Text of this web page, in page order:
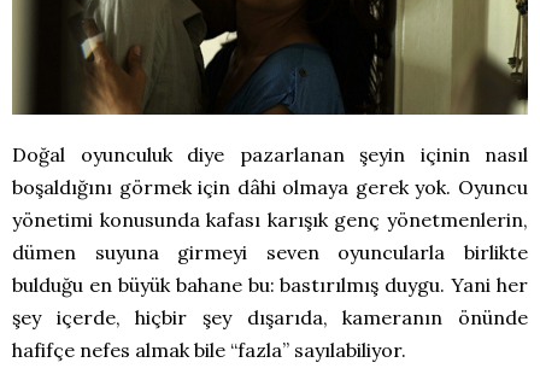
Doğal oyunculuk diye pazarlanan şeyin içinin nasıl
boşaldığını görmek için dâhi olmaya gerek yok. Oyuncu
yönetimi konusunda kafası karışık genç yönetmenlerin,
dümen suyuna girmeyi seven oyuncularla birlikte
bulduğu en büyük bahane bu: bastırılmış duygu. Yani her
şey içerde, hiçbir şey dışarıda, kameranın önünde
hafifçe nefes almak bile “fazla” sayılabiliyor.